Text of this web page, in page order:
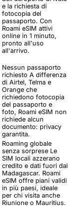
e la richiesta di
fotocopia del
passaporto. Con
Roami eSIM attivi
online in 1 minuto,
pronto all'uso
all'arrivo.
Nessun passaporto
richiesto A differenza
di Airtel, Telma e
Orange che
richiedono fotocopia
del passaporto e
foto, Roami eSIM non
richiede alcun
documento: privacy
garantita.
Roaming globale
senza sorprese Le
SIM locali azzerano
credito e dati fuori dal
Madagascar. Roami
eSIM offre piani validi
in più paesi, ideale
per chi visita anche
Riunione o Mauritius.